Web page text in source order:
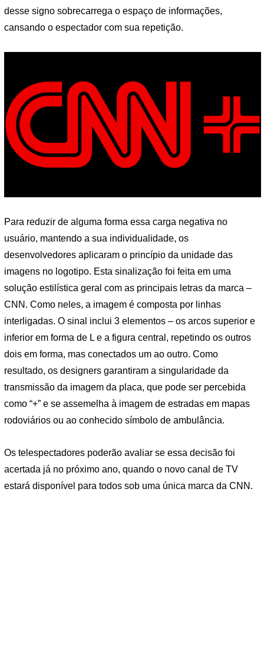
desse signo sobrecarrega o espaço de informações,
cansando o espectador com sua repetição.
Para reduzir de alguma forma essa carga negativa no
usuário, mantendo a sua individualidade, os
desenvolvedores aplicaram o princípio da unidade das
imagens no logotipo. Esta sinalização foi feita em uma
solução estilística geral com as principais letras da marca –
CNN. Como neles, a imagem é composta por linhas
interligadas. O sinal inclui 3 elementos – os arcos superior e
inferior em forma de L e a figura central, repetindo os outros
dois em forma, mas conectados um ao outro. Como
resultado, os designers garantiram a singularidade da
transmissão da imagem da placa, que pode ser percebida
como “+” e se assemelha à imagem de estradas em mapas
rodoviários ou ao conhecido símbolo de ambulância.
Os telespectadores poderão avaliar se essa decisão foi
acertada já no próximo ano, quando o novo canal de TV
estará disponível para todos sob uma única marca da CNN.